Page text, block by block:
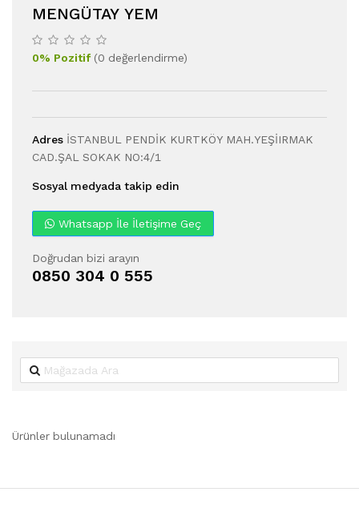
MENGÜTAY YEM
0% Pozitif(0 değerlendirme)
Adres İSTANBUL PENDİK KURTKÖY MAH.YEŞİIRMAK
CAD.ŞAL SOKAK NO:4/1
Sosyal medyada takip edin
Whatsapp İle İletişime Geç
Doğrudan bizi arayın
0850 304 0 555
Ürünler bulunamadı